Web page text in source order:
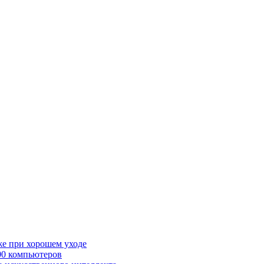
при хорошем уходе
компьютеров